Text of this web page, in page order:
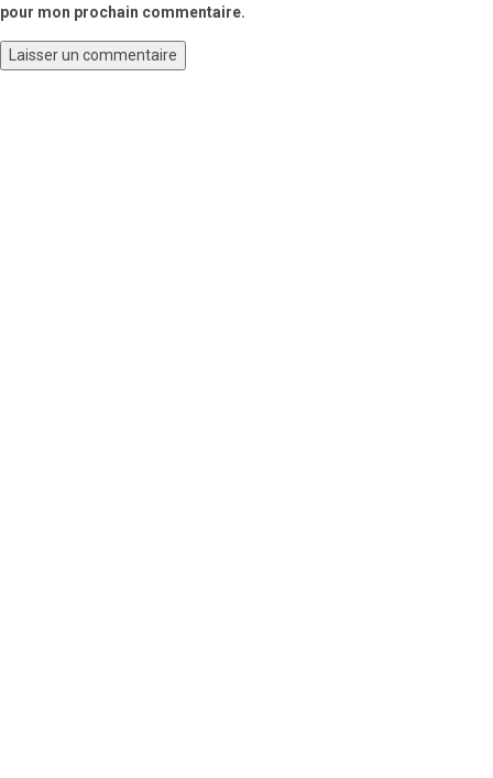
pour mon prochain commentaire.